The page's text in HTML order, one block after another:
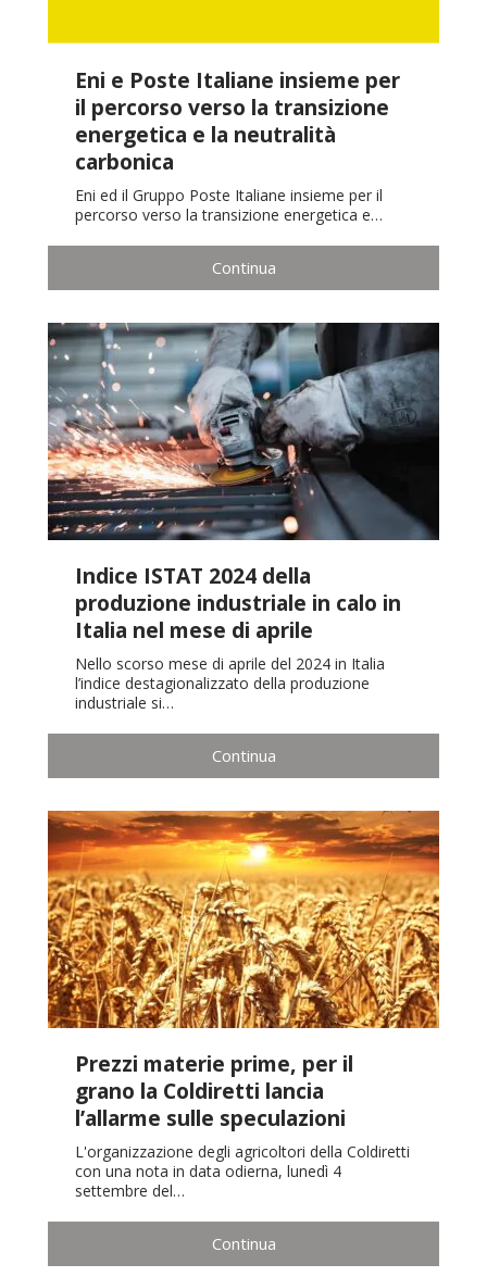
Eni e Poste Italiane insieme per
il percorso verso la transizione
energetica e la neutralità
carbonica
Eni ed il Gruppo Poste Italiane insieme per il
percorso verso la transizione energetica e…
Continua
Indice ISTAT 2024 della
produzione industriale in calo in
Italia nel mese di aprile
Nello scorso mese di aprile del 2024 in Italia
l’indice destagionalizzato della produzione
industriale si…
Continua
Prezzi materie prime, per il
grano la Coldiretti lancia
l’allarme sulle speculazioni
L'organizzazione degli agricoltori della Coldiretti
con una nota in data odierna, lunedì 4
settembre del…
Continua